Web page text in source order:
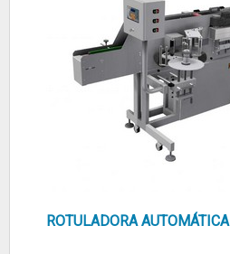
ROTULADORA AUTOMÁTICA